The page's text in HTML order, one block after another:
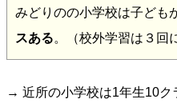
みどりのの小学校は子ども
スある。（校外学習は３回
→ 近所の小学校は1年生10ク